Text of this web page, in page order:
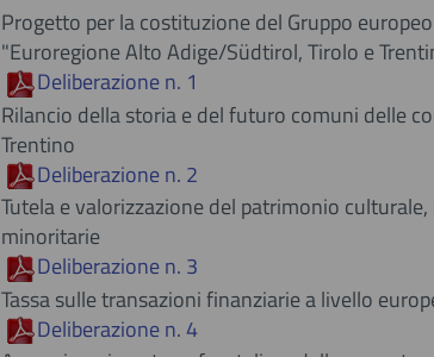
Progetto per la costituzione del Gruppo
"Euroregione Alto Adige/Südtirol, Tirolo e
Deliberazione n. 1
Rilancio della storia e del futuro comuni delle
Trentino
Deliberazione n. 2
Tutela e valorizzazione del patrimonio
minoritarie
Deliberazione n. 3
Tassa sulle transazioni finanziarie a livello
Deliberazione n. 4